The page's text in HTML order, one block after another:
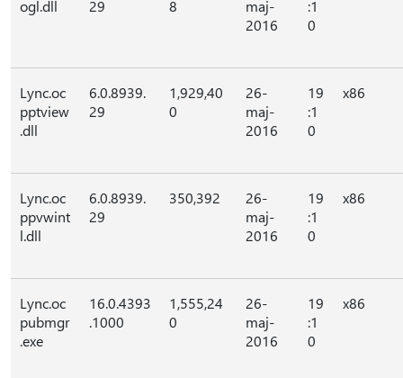
ogl.dll 29 8
maj-
2016
:1
0
Lync.oc
pptview
.dll
6.0.8939.
29
1,929,40
0
26-
maj-
2016
19
:1
0
x86
Lync.oc
ppvwint
l.dll
6.0.8939.
29
350,392
26-
maj-
2016
19
:1
0
x86
Lync.oc
pubmgr
.exe
16.0.4393
.1000
1,555,24
0
26-
maj-
2016
19
:1
0
x86